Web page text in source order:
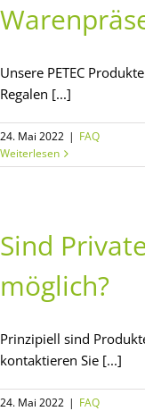
Unsere PETEC
Regalen [...]
24. Mai 2022 | FAQ
Weiterlesen
Sind
möglich?
Prinzipiell sind
kontaktieren Sie [...]
24. Mai 2022 | FAQ